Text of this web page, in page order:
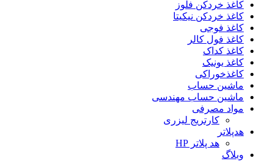
کاغذ خردکن فلوز
کاغذ خردکن نیکیتا
کاغذ فوجی
کاغذ فول کالر
کاغذ کداک
کاغذ یونیک
کاغذخوراکی
ماشین حساب
ماشین حساب مهندسی
مواد مصرفی
کارتریج لیزری
هدپلاتر
هد پلاتر HP
وبلاگ